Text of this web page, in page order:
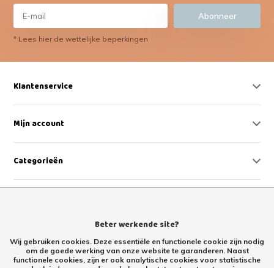
Abonneer
* Lees hier de wettelijke beperkingen
Klantenservice
Mijn account
Categorieën
Beter werkende site?
Wij gebruiken cookies. Deze essentiële en functionele cookie zijn nodig
om de goede werking van onze website te garanderen. Naast
functionele cookies, zijn er ook analytische cookies voor statistische